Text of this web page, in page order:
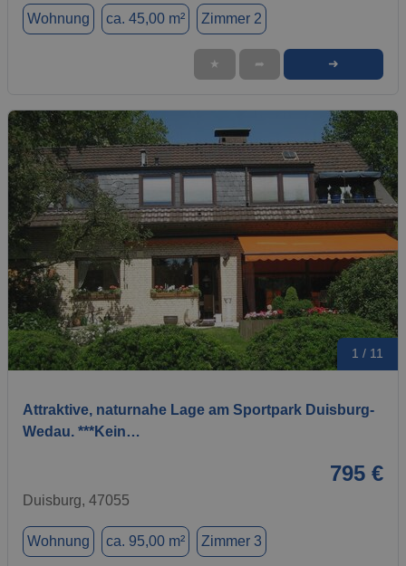
Wohnung ca. 45,00 m² Zimmer 2
★ ➦ ➜
1 / 11
Attraktive, naturnahe Lage am Sportpark Duisburg-
Wedau. ***Kein…
795 €
Duisburg, 47055
Wohnung ca. 95,00 m² Zimmer 3